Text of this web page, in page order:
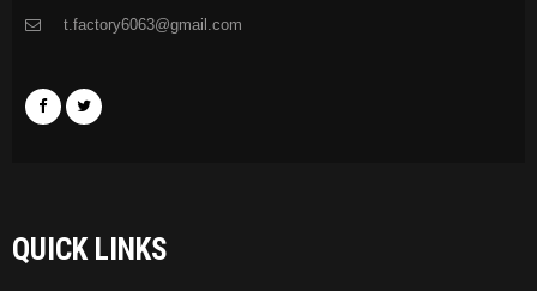
t.factory6063@gmail.com
QUICK LINKS